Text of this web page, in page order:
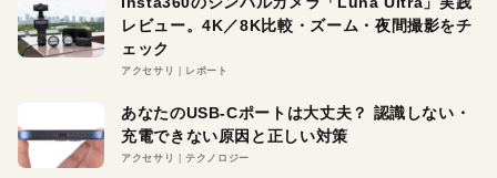
レビュー。4K／8K比較・ズーム・夜間撮影をチ
ェック
アクセサリ レポート
あなたのUSB-Cポートは大丈夫？ 認識しない・
充電できない原因と正しい対策
アクセサリ テクノロジー